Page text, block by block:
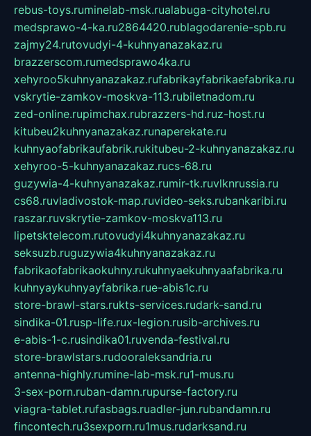
rebus-toys.ruminelab-msk.rualabuga-cityhotel.ru
medsprawo-4-ka.ru2864420.rublagodarenie-spb.ru
zajmy24.rutovudyi-4-kuhnyanazakaz.ru
brazzerscom.rumedsprawo4ka.ru
xehyroo5kuhnyanazakaz.rufabrikayfabrikaefabrika.ru
vskrytie-zamkov-moskva-113.rubiletnadom.ru
zed-online.rupimchax.rubrazzers-hd.ruz-host.ru
kitubeu2kuhnyanazakaz.runaperekate.ru
kuhnyaofabrikaufabrik.rukitubeu-2-kuhnyanazakaz.ru
xehyroo-5-kuhnyanazakaz.rucs-68.ru
guzywia-4-kuhnyanazakaz.rumir-tk.ruvlknrussia.ru
cs68.ruvladivostok-map.ruvideo-seks.rubankaribi.ru
raszar.ruvskrytie-zamkov-moskva113.ru
lipetsktelecom.rutovudyi4kuhnyanazakaz.ru
seksuzb.ruguzywia4kuhnyanazakaz.ru
fabrikaofabrikaokuhny.rukuhnyaekuhnyaafabrika.ru
kuhnyaykuhnyayfabrika.rue-abis1c.ru
store-brawl-stars.rukts-services.rudark-sand.ru
sindika-01.rusp-life.rux-legion.rusib-archives.ru
e-abis-1-c.rusindika01.ruvenda-festival.ru
store-brawlstars.rudooraleksandria.ru
antenna-highly.rumine-lab-msk.ru1-mus.ru
3-sex-porn.ruban-damn.rupurse-factory.ru
viagra-tablet.rufasbags.ruadler-jun.rubandamn.ru
fincontech.ru3sexporn.ru1mus.rudarksand.ru